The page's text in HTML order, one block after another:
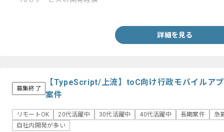
詳細を見る
募集終了
【TypeScript/上流】toC向け行政モバイルア
案件
リモートOK 20代活躍中 30代活躍中 40代活躍中 長期案件
急
自社内開発が多い